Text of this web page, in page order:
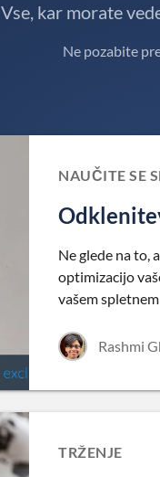
Vse, kar morate
Ne pozabite
NAUČITE SE
Ne glede na to,
optimizacijo
vašem
Rashmi
TRŽENJE